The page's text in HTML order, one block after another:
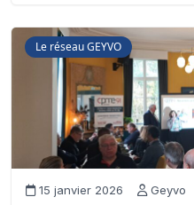
Le réseau GEYVO
15 janvier 2026 Geyvo